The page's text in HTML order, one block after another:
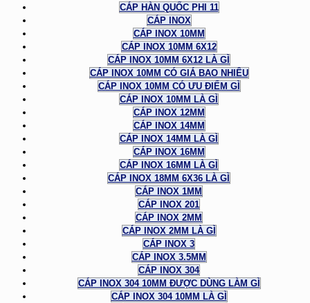
CÁP HÀN QUỐC PHI 11
CÁP INOX
CÁP INOX 10MM
CÁP INOX 10MM 6X12
CÁP INOX 10MM 6X12 LÀ GÌ
CÁP INOX 10MM CÓ GIÁ BAO NHIÊU
CÁP INOX 10MM CÓ ƯU ĐIỂM GÌ
CÁP INOX 10MM LÀ GÌ
CÁP INOX 12MM
CÁP INOX 14MM
CÁP INOX 14MM LÀ GÌ
CÁP INOX 16MM
CÁP INOX 16MM LÀ GÌ
CÁP INOX 18MM 6X36 LÀ GÌ
CÁP INOX 1MM
CÁP INOX 201
CÁP INOX 2MM
CÁP INOX 2MM LÀ GÌ
CÁP INOX 3
CÁP INOX 3.5MM
CÁP INOX 304
CÁP INOX 304 10MM ĐƯỢC DÙNG LÀM GÌ
CÁP INOX 304 10MM LÀ GÌ